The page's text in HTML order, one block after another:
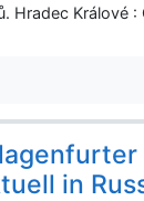
Králové :
in